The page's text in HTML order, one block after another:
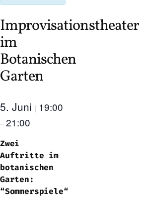
Improvisationstheater
im
Botanischen
Garten
5. Juni | 19:00
–21:00
Zwei
Auftritte im
botanischen
Garten:
“Sommerspiele“